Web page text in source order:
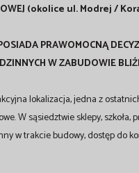
(okolice ul. Modrej /
PRAWOMOCNĄ
W ZABUDOWIE
lokalizacja, jedna z
W sąsiedztwie sklepy,
w trakcie budowy, dostęp do